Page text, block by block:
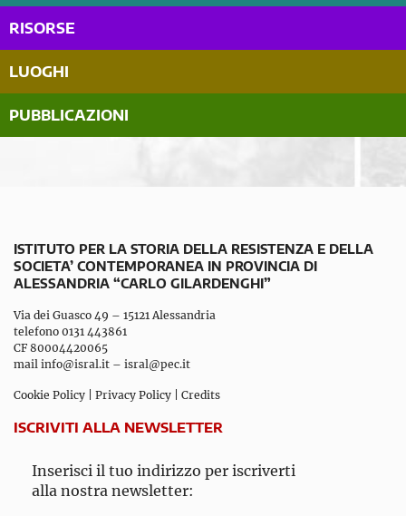
RISORSE
LUOGHI
PUBBLICAZIONI
ISTITUTO PER LA STORIA DELLA RESISTENZA E DELLA
SOCIETA’ CONTEMPORANEA IN PROVINCIA DI
ALESSANDRIA “CARLO GILARDENGHI”
Via dei Guasco 49 – 15121 Alessandria
telefono 0131 443861
CF 80004420065
mail info@isral.it – isral@pec.it
Cookie Policy Privacy Policy Credits
ISCRIVITI ALLA NEWSLETTER
Inserisci il tuo indirizzo per iscriverti
alla nostra newsletter: